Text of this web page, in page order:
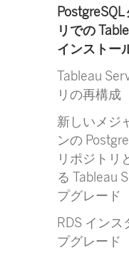
リでの
インストー
Tableau
リの再構成
新しいメジ
ンの
リポジトリ
る Tableau
プグレード
RDS インス
プグレード